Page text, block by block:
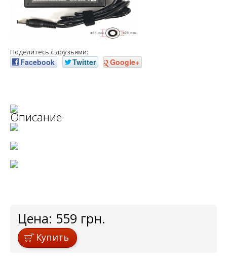
Поделитесь с друзьями:
Facebook Twitter Google+
Описание
Цена: 559 грн.
Купить